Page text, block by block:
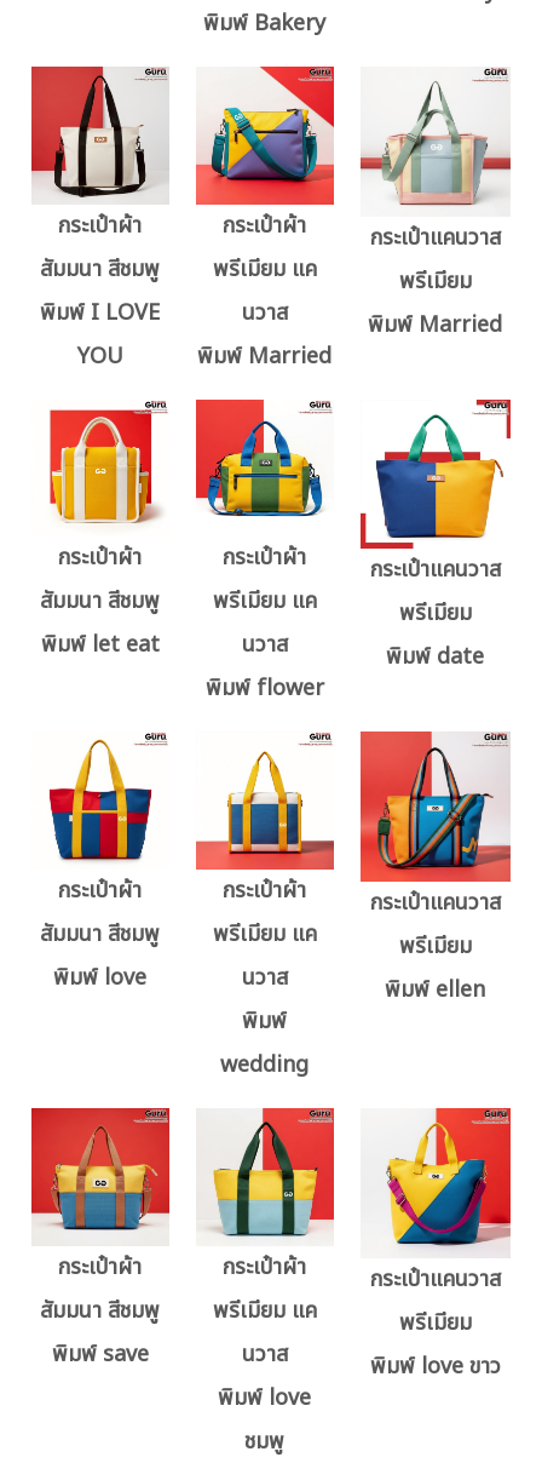
พิมพ์ Bakery
กระเป๋าผ้า
สัมมนา สีชมพู
พิมพ์ I LOVE
YOU
กระเป๋าผ้า
พรีเมียม แค
นวาส
พิมพ์ Married
กระเป๋าแคนวาส
พรีเมียม
พิมพ์ Married
กระเป๋าผ้า
สัมมนา สีชมพู
พิมพ์ let eat
กระเป๋าผ้า
พรีเมียม แค
นวาส
พิมพ์ flower
กระเป๋าแคนวาส
พรีเมียม
พิมพ์ date
กระเป๋าผ้า
สัมมนา สีชมพู
พิมพ์ love
กระเป๋าผ้า
พรีเมียม แค
นวาส
พิมพ์
wedding
กระเป๋าแคนวาส
พรีเมียม
พิมพ์ ellen
กระเป๋าผ้า
สัมมนา สีชมพู
พิมพ์ save
กระเป๋าผ้า
พรีเมียม แค
นวาส
พิมพ์ love
ชมพู
กระเป๋าแคนวาส
พรีเมียม
พิมพ์ love ขาว